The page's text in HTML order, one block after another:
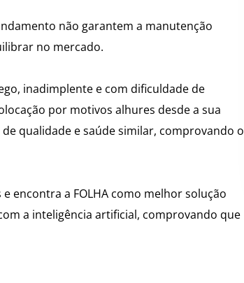
não garantem a manutenção
no mercado.
inadimplente e com dificuldade de
por motivos alhures desde a sua
qualidade e saúde similar, comprovando o
encontra a FOLHA como melhor solução
a inteligência artificial, comprovando que